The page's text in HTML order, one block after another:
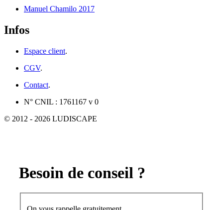
Manuel Chamilo 2017
Infos
Espace client.
CGV.
Contact.
N° CNIL : 1761167 v 0
© 2012 - 2026 LUDISCAPE
Besoin de conseil ?